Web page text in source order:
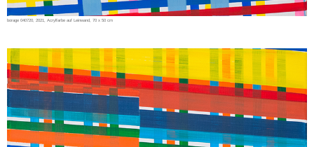
borage 040720, 2021, Acrylfarbe auf Leinwand, 70 x 50 cm